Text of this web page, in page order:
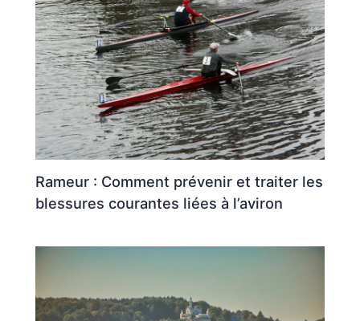
Rameur : Comment prévenir et traiter les
blessures courantes liées à l’aviron